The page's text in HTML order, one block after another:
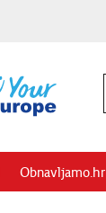
Obnavljamo.hr